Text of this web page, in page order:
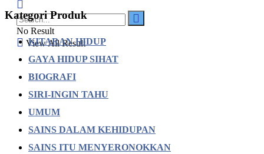
No Result
View All Result
Kategori Produk
KITARAN HIDUP
GAYA HIDUP SIHAT
BIOGRAFI
SIRI-INGIN TAHU
UMUM
SAINS DALAM KEHIDUPAN
SAINS ITU MENYERONOKKAN